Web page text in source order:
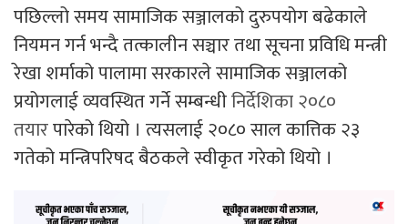
पछिल्लो समय सामाजिक सञ्जालको दुरुपयोग बढेकाले
नियमन गर्न भन्दै तत्कालीन सञ्चार तथा सूचना प्रविधि मन्त्री
रेखा शर्माको पालामा सरकारले सामाजिक सञ्जालको
प्रयोगलाई व्यवस्थित गर्ने सम्बन्धीनिर्देशिका २०८०
तयारपारेको थियो । त्यसलाई २०८० साल कात्तिक २३
गतेको मन्त्रिपरिषद बैठकले स्वीकृत गरेको थियो ।